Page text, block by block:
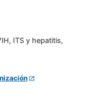
ITS y hepatitis,